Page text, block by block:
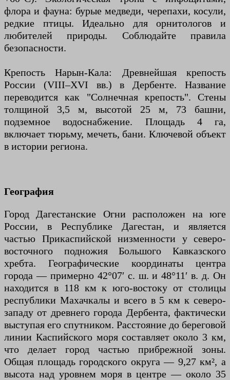
флора и фауна: бурые медведи, черепахи, косули,
редкие птицы. Идеально для орнитологов и
любителей природы. Соблюдайте правила
безопасности.
Крепость Нарын-Кала: Древнейшая крепость
России (VIII–XVI вв.) в Дербенте. Название
переводится как "Солнечная крепость". Стены
толщиной 3,5 м, высотой 25 м, 73 башни,
подземное водоснабжение. Площадь 4 га,
включает тюрьму, мечеть, бани. Ключевой объект
в истории региона.
География
Город Дагестанские Огни расположен на юге
России, в Республике Дагестан, и является
частью Прикаспийской низменности у северо-
восточного подножия Большого Кавказского
хребта. Географические координаты центра
города — примерно 42°07′ с. ш. и 48°11′ в. д. Он
находится в 118 км к юго-востоку от столицы
республики Махачкалы и всего в 5 км к северо-
западу от древнего города Дербента, фактически
выступая его спутником. Расстояние до береговой
линии Каспийского моря составляет около 3 км,
что делает город частью прибрежной зоны.
Общая площадь городского округа — 9,27 км², а
высота над уровнем моря в центре — около 35